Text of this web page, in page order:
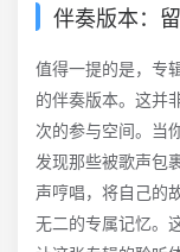
伴奏版本：
值得一提的是，专
的伴奏版本。这并
次的参与空间。当
发现那些被歌声包
声哼唱，将自己的
无二的专属记忆。